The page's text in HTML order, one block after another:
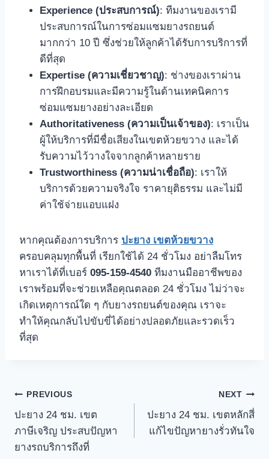
Experience (ประสบการณ์): ทีมงานของเรามี
ประสบการณ์ในการซ่อมแซมยางรถยนต์
มากกว่า 10 ปี ซึ่งช่วยให้ลูกค้าได้รับการบริการที่
ดีที่สุด
Expertise (ความเชี่ยวชาญ): ช่างของเราผ่าน
การฝึกอบรมและมีความรู้ในด้านเทคนิคการ
ซ่อมแซมยางอย่างละเอียด
Authoritativeness (ความเป็นเจ้าของ): เราเป็น
ผู้ให้บริการที่มีชื่อเสียงในเขตห้วยขวาง และได้
รับความไว้วางใจจากลูกค้าหลายราย
Trustworthiness (ความน่าเชื่อถือ): เราให้
บริการด้วยความจริงใจ ราคายุติธรรม และไม่มี
ค่าใช้จ่ายแอบแฝง
หากคุณต้องการบริการ ปะยาง เขตห้วยขวาง
ครอบคลุมทุกพื้นที่ เรียกใช้ได้ 24 ชั่วโมง อย่าลืมโทร
หาเราได้ที่เบอร์ 095-159-4540 ทีมงานมืออาชีพของ
เราพร้อมที่จะช่วยเหลือคุณตลอด 24 ชั่วโมง ไม่ว่าจะ
เกิดเหตุการณ์ใด ๆ กับยางรถยนต์ของคุณ เราจะ
ทำให้คุณกลับไปขับขี่ได้อย่างปลอดภัยและรวดเร็ว
ที่สุด
Post
navigation
PREVIOUS
ปะยาง 24 ชม. เขต
ภาษีเจริญ ประสบปัญหา
ยางรถบริการถึงที่
NEXT
ปะยาง 24 ชม. เขตหลักสี่
แก้ไขปัญหายางรั่วทันใจ